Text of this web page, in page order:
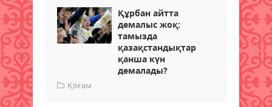
Құрбан айтта
демалыс жоқ:
тамызда
қазақстандықтар
қанша күн
демалады?
Қоғам